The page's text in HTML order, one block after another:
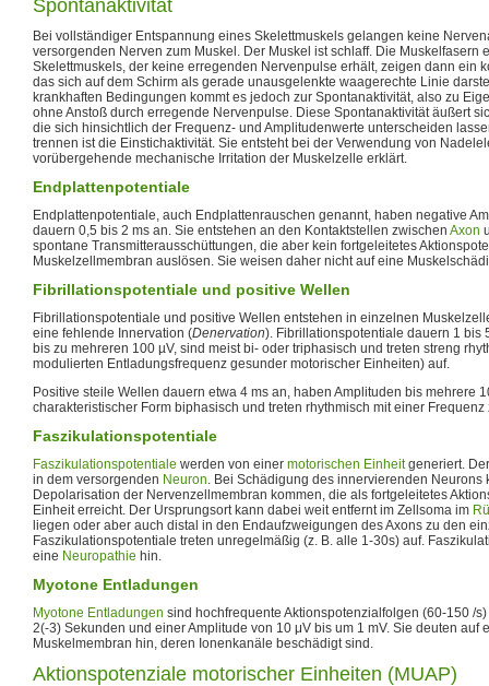
Spontanaktivität
Bei vollständiger Entspannung eines Skelettmuskels gelangen keine
versorgenden Nerven zum Muskel. Der Muskel ist schlaff. Die Muskelfasern
Skelettmuskels, der keine erregenden Nervenpulse erhält, zeigen dann ein
das sich auf dem Schirm als gerade unausgelenkte waagerechte Linie
krankhaften Bedingungen kommt es jedoch zur Spontanaktivität, also zu
ohne Anstoß durch erregende Nervenpulse. Diese Spontanaktivität äußert
die sich hinsichtlich der Frequenz- und Amplitudenwerte unterscheiden
trennen ist die Einstichaktivität. Sie entsteht bei der Verwendung von
vorübergehende mechanische Irritation der Muskelzelle erklärt.
Endplattenpotentiale
Endplattenpotentiale, auch Endplattenrauschen genannt, haben negative
dauern 0,5 bis 2 ms an. Sie entstehen an den Kontaktstellen zwischen Axon
spontane Transmitterausschüttungen, die aber kein fortgeleitetes
Muskelzellmembran auslösen. Sie weisen daher nicht auf eine
Fibrillationspotentiale und positive Wellen
Fibrillationspotentiale und positive Wellen entstehen in einzelnen
eine fehlende Innervation (Denervation). Fibrillationspotentiale dauern 1 bis
bis zu mehreren 100 µV, sind meist bi- oder triphasisch und treten streng
modulierten Entladungsfrequenz gesunder motorischer Einheiten) auf.
Positive steile Wellen dauern etwa 4 ms an, haben Amplituden bis mehrere
charakteristischer Form biphasisch und treten rhythmisch mit einer
Faszikulationspotentiale
Faszikulationspotentiale werden von einer motorischen Einheitgeneriert.
in dem versorgenden Neuron. Bei Schädigung des innervierenden Neurons
Depolarisation der Nervenzellmembran kommen, die als fortgeleitetes
Einheit erreicht. Der Ursprungsort kann dabei weit entfernt im Zellsoma im
liegen oder aber auch distal in den Endaufzweigungen des Axons zu den
Faszikulationspotentiale treten unregelmäßig (z. B. alle 1-30s) auf.
eine Neuropathie hin.
Myotone Entladungen
Myotone Entladungen sind hochfrequente Aktionspotenzialfolgen (60-150 /
2(-3) Sekunden und einer Amplitude von 10 μV bis um 1 mV. Sie deuten auf
Muskelmembran hin, deren Ionenkanäle beschädigt sind.
Aktionspotenziale motorischer Einheiten (MUAP)